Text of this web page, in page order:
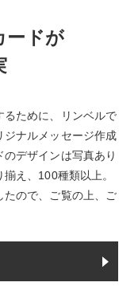
ードが
ために、リンベルで
ジナルメッセージ作成
デザインは写真あり
え、100種類以上。
たので、ご覧の上、ご